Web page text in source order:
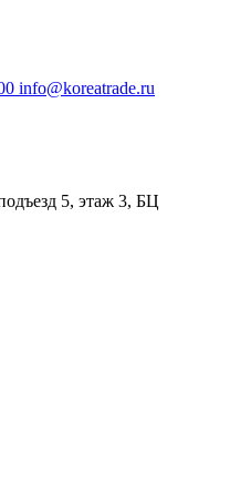
info@koreatrade.ru
5, этаж 3, БЦ